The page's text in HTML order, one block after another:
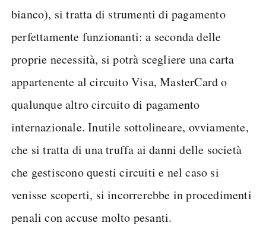
bianco), si tratta di strumenti di pagamento
perfettamente funzionanti: a seconda delle
proprie necessità, si potrà scegliere una carta
appartenente al circuito Visa, MasterCard o
qualunque altro circuito di pagamento
internazionale. Inutile sottolineare, ovviamente,
che si tratta di una truffa ai danni delle società
che gestiscono questi circuiti e nel caso si
venisse scoperti, si incorrerebbe in procedimenti
penali con accuse molto pesanti.